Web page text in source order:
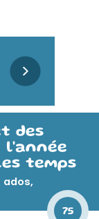
des
temps
ados,
75